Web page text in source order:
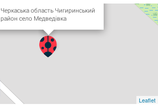
Черкаська область Чигиринський
район село Медведівка
Leaflet